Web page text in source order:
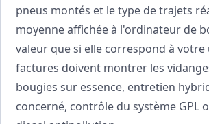
pneus montés et le type de trajets
moyenne affichée à l'ordinateur de
valeur que si elle correspond à votre
factures doivent montrer les
bougies sur essence, entretien
concerné, contrôle du système GPL